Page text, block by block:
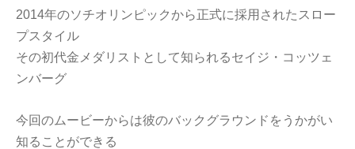
2014年のソチオリンピックから正式に採用されたスロー
プスタイル
その初代金メダリストとして知られるセイジ・コッツェ
ンバーグ
今回のムービーからは彼のバックグラウンドをうかがい
知ることができる